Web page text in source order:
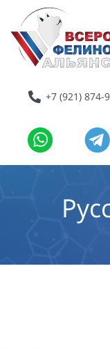
+7 (921) 874-